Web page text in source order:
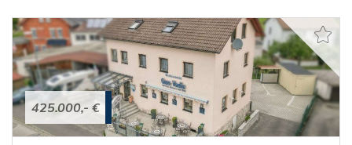
425.000,- €